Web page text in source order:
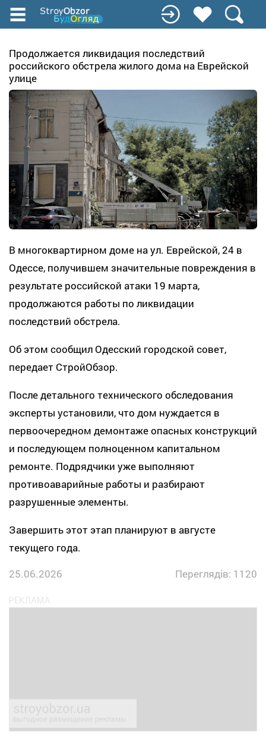
Перейти
содержанию
Продолжается ликвидация последствий
российского обстрела жилого дома на Еврейской
улице
В многоквартирном доме на ул. Еврейской, 24 в
Одессе, получившем значительные повреждения в
результате российской атаки 19 марта,
продолжаются работы по ликвидации
последствий обстрела.
Об этом сообщил Одесский городской совет,
передает СтройОбзор.
После детального технического обследования
эксперты установили, что дом нуждается в
первоочередном демонтаже опасных конструкций
и последующем полноценном капитальном
ремонте. Подрядчики уже выполняют
противоаварийные работы и разбирают
разрушенные элементы.
Завершить этот этап планируют в августе
текущего года.
25.06.2026
Переглядів: 1120